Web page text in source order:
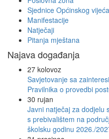
Sjednice Općinskog vijeća
Manifestacije
Natječaji
Pitanja mještana
Najava događanja
27 kolovoz
Savjetovanje sa
Pravilnika o provedbi
30 rujan
Javni natječaj za dodjelu
s prebivalištem na
školsku godinu 2026./